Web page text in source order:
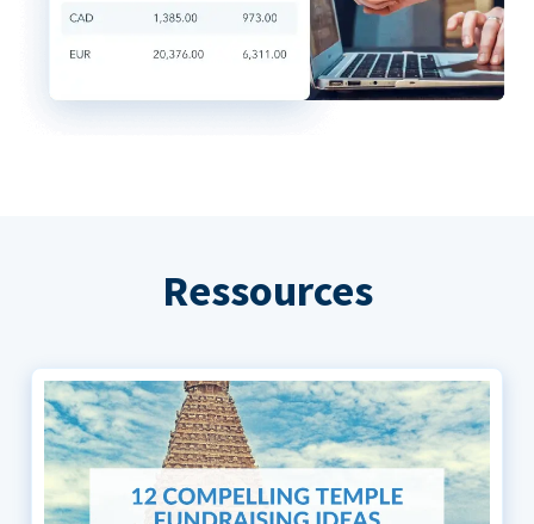
Ressources